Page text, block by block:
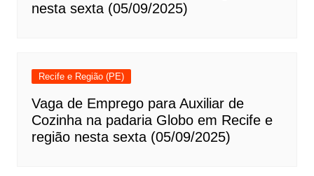
nesta sexta (05/09/2025)
Recife e Região (PE)
Vaga de Emprego para Auxiliar de
Cozinha na padaria Globo em Recife e
região nesta sexta (05/09/2025)